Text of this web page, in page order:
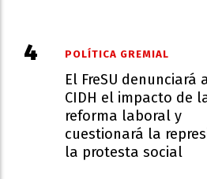
El FreSU denunciará
CIDH el impacto de
reforma laboral y
cuestionará la
la protesta social
POLÍTICA GREMIAL